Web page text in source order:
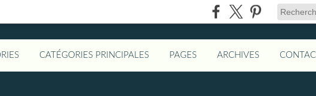
CATÉGORIES PRINCIPALES PAGES ARCHIVES